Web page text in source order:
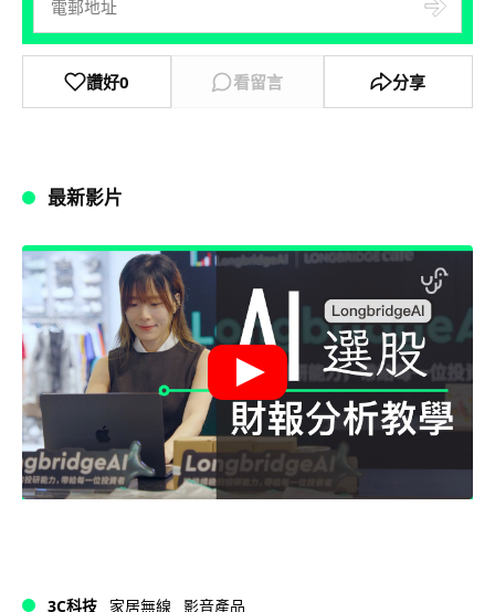
讚好0 看留言 分享
最新影片
3C科技 家居無線 影音產品